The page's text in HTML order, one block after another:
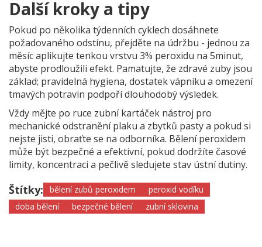
Další kroky a tipy
Pokud po několika týdenních cyklech dosáhnete
požadovaného odstínu, přejděte na údržbu - jednou za
měsíc aplikujte tenkou vrstvu 3% peroxidu na 5minut,
abyste prodloužili efekt. Pamatujte, že zdravé zuby jsou
základ; pravidelná hygiena, dostatek vápníku a omezení
tmavých potravin podpoří dlouhodobý výsledek.
Vždy mějte po ruce zubní kartáček nástroj pro
mechanické odstranění plaku a zbytků pastya pokud si
nejste jisti, obraťte se na odborníka. Bělení peroxidem
může být bezpečné a efektivní, pokud dodržíte časové
limity, koncentraci a pečlivě sledujete stav ústní dutiny.
Štítky: bělení zubů peroxidem
peroxid vodíku
doba bělení
bezpečné bělení zubní sklovina